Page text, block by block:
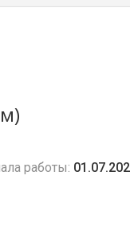
работы: